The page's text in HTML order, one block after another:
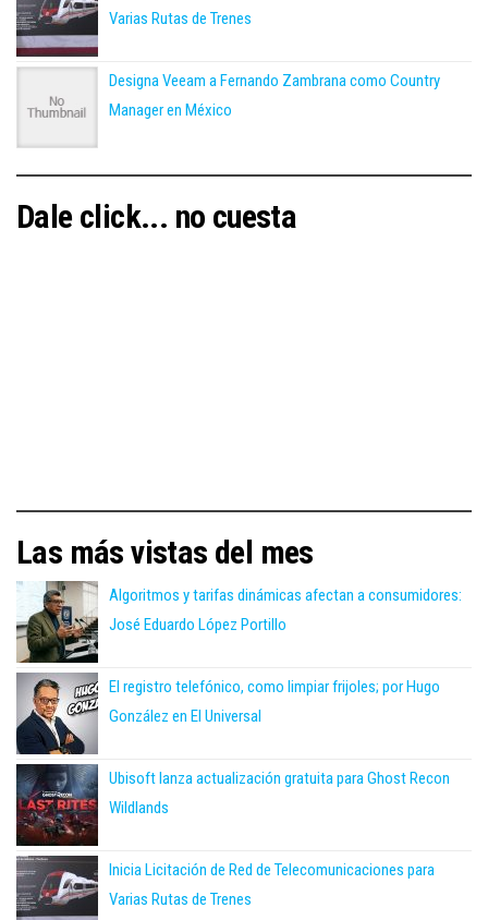
Varias Rutas de Trenes
Designa Veeam a Fernando Zambrana como Country
Manager en México
Dale click... no cuesta
Las más vistas del mes
Algoritmos y tarifas dinámicas afectan a consumidores:
José Eduardo López Portillo
El registro telefónico, como limpiar frijoles; por Hugo
González en El Universal
Ubisoft lanza actualización gratuita para Ghost Recon
Wildlands
Inicia Licitación de Red de Telecomunicaciones para
Varias Rutas de Trenes